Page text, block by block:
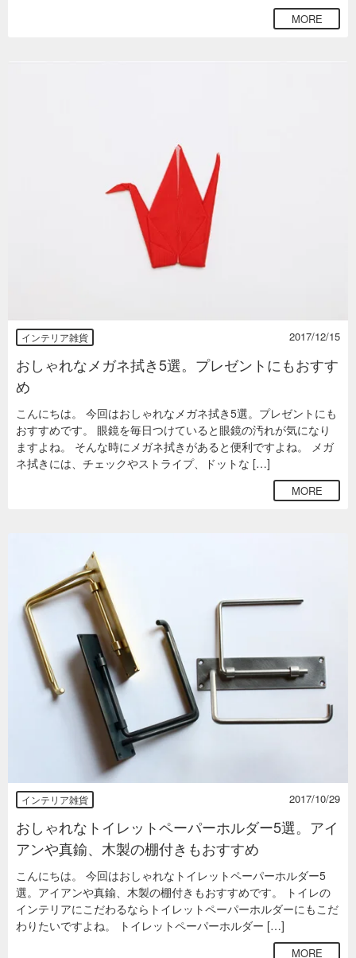
MORE
インテリア雑貨 2017/12/15
おしゃれなメガネ拭き5選。プレゼントにもおすす
め
こんにちは。 今回はおしゃれなメガネ拭き5選。プレゼントにも
おすすめです。 眼鏡を毎日つけていると眼鏡の汚れが気になり
ますよね。 そんな時にメガネ拭きがあると便利ですよね。 メガ
ネ拭きには、チェックやストライプ、ドットな […]
MORE
インテリア雑貨 2017/10/29
おしゃれなトイレットペーパーホルダー5選。アイ
アンや真鍮、木製の棚付きもおすすめ
こんにちは。 今回はおしゃれなトイレットペーパーホルダー5
選。アイアンや真鍮、木製の棚付きもおすすめです。 トイレの
インテリアにこだわるならトイレットペーパーホルダーにもこだ
わりたいですよね。 トイレットペーパーホルダー […]
MORE